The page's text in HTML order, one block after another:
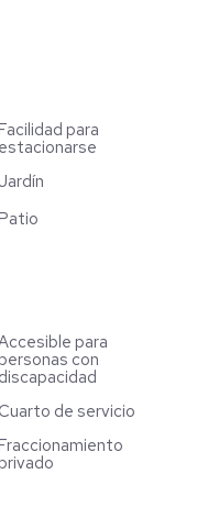
Vestidor
Ventiladores, Parrila
Comida, Lavavajillas,
Templado en
en Cocina y
para
estacionarse
para
con
discapacidad
Cuarto de servicio